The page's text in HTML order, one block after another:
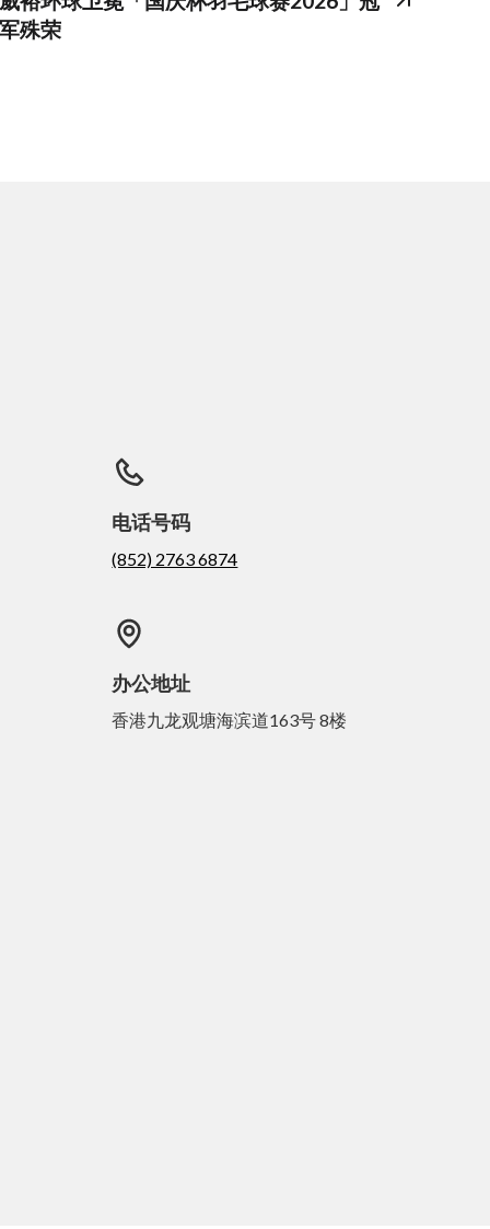
殊荣
电话号码
(852) 2763 6874
办公地址
香港九龙观塘海滨道163号 8楼